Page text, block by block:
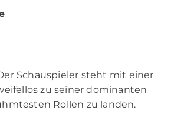
Schauspieler steht mit einer
zu seiner dominanten
Rollen zu landen.